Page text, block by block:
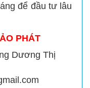
để đầu tư lâu
PHÁT
Dương Thị